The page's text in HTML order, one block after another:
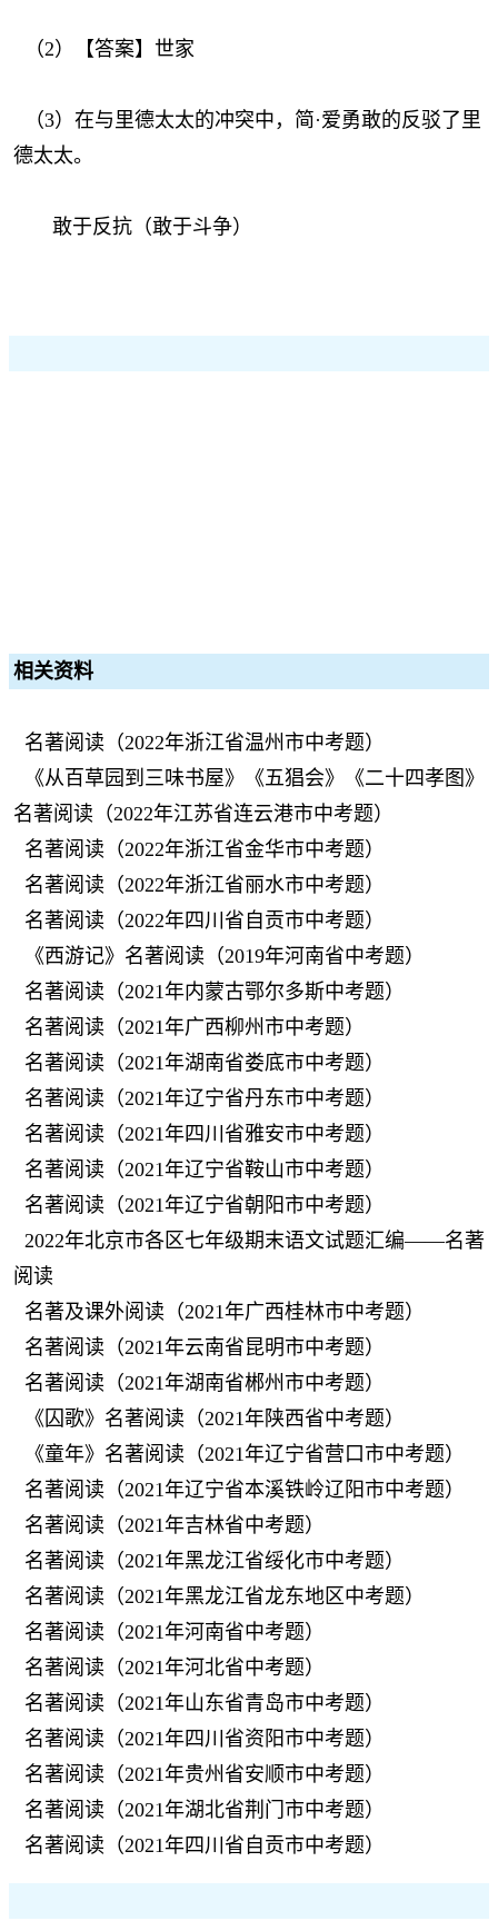
（2）【答案】世家
（3）在与里德太太的冲突中，简·爱勇敢的反驳了里
德太太。
敢于反抗（敢于斗争）
相关资料
名著阅读（2022年浙江省温州市中考题）
《从百草园到三味书屋》《五猖会》《二十四孝图》
名著阅读（2022年江苏省连云港市中考题）
名著阅读（2022年浙江省金华市中考题）
名著阅读（2022年浙江省丽水市中考题）
名著阅读（2022年四川省自贡市中考题）
《西游记》名著阅读（2019年河南省中考题）
名著阅读（2021年内蒙古鄂尔多斯中考题）
名著阅读（2021年广西柳州市中考题）
名著阅读（2021年湖南省娄底市中考题）
名著阅读（2021年辽宁省丹东市中考题）
名著阅读（2021年四川省雅安市中考题）
名著阅读（2021年辽宁省鞍山市中考题）
名著阅读（2021年辽宁省朝阳市中考题）
2022年北京市各区七年级期末语文试题汇编——名著
阅读
名著及课外阅读（2021年广西桂林市中考题）
名著阅读（2021年云南省昆明市中考题）
名著阅读（2021年湖南省郴州市中考题）
《囚歌》名著阅读（2021年陕西省中考题）
《童年》名著阅读（2021年辽宁省营口市中考题）
名著阅读（2021年辽宁省本溪铁岭辽阳市中考题）
名著阅读（2021年吉林省中考题）
名著阅读（2021年黑龙江省绥化市中考题）
名著阅读（2021年黑龙江省龙东地区中考题）
名著阅读（2021年河南省中考题）
名著阅读（2021年河北省中考题）
名著阅读（2021年山东省青岛市中考题）
名著阅读（2021年四川省资阳市中考题）
名著阅读（2021年贵州省安顺市中考题）
名著阅读（2021年湖北省荆门市中考题）
名著阅读（2021年四川省自贡市中考题）